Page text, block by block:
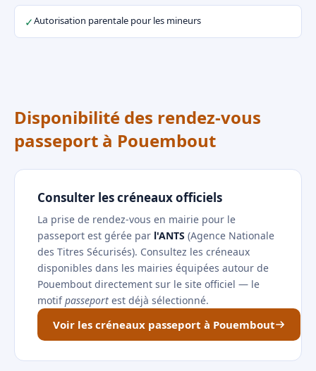
✓Autorisation parentale pour les mineurs
Disponibilité des rendez-vous
passeport à Pouembout
Consulter les créneaux officiels
La prise de rendez-vous en mairie pour le
passeport est gérée par l'ANTS (Agence Nationale
des Titres Sécurisés). Consultez les créneaux
disponibles dans les mairies équipées autour de
Pouembout directement sur le site officiel — le
motifpasseport est déjà sélectionné.
Voir les créneaux passeport à Pouembout